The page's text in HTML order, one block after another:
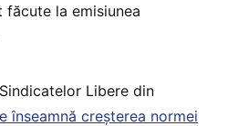
făcute la emisiunea
Libere din
înseamnă creșterea normei